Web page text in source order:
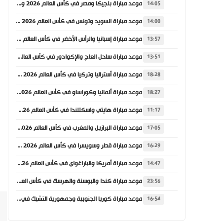
14:05 موعد مباراة بلجيكا ومصر في كأس العالم 2026 والقنوات الناقلة
14:00 موعد مباراة السويد وتونس في كأس العالم 2026 والقنوات الناقلة
13:57 موعد مباراة إسبانيا والرأس الأخضر في كأس العالم 2026 والقنوات الناقلة
13:51 موعد مباراة ساحل العاج والإكوادور في كأس العالم 2026 والقنوات الناقلة
18:28 موعد مباراة أستراليا وتركيا في كأس العالم 2026 والقنوات الناقلة
18:27 موعد مباراة ألمانيا وكوراساو في كأس العالم 2026 والقنوات الناقلة
11:17 موعد مباراة هايتي واسكتلندا في كأس العالم 2026 والقنوات الناقلة
17:05 موعد مباراة البرازيل والمغرب في كأس العالم 2026 والقنوات الناقلة
16:29 موعد مباراة قطر وسويسرا في كأس العالم 2026 والقنوات الناقلة
14:47 موعد مباراة أمريكا والباراغواي في كأس العالم 2026 والقنوات الناقلة
23:56 موعد مباراة كندا والبوسنة والهرسك في كأس العالم 2026 والقنوات الناقلة
16:54 موعد مباراة كوريا الجنوبية وجمهورية التشيك في كأس العالم 2026 والقنوات الناقلة